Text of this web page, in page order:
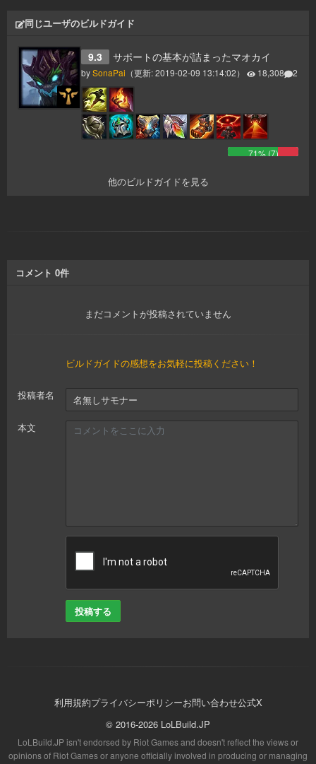
同じユーザのビルドガイド
9.3 サポートの基本が詰まったマオカイ
bySonaPai （更新:2019-02-09 13:14:02） 18,308 2
71% (7)
他のビルドガイドを見る
コメント 0件
まだコメントが投稿されていません
ビルドガイドの感想をお気軽に投稿ください！
投稿者名
本文
投稿する
利用規約プライバシーポリシーお問い合わせ公式X
© 2016-2026 LoLBuild.JP
LoLBuild.JP isn't endorsed by Riot Games and doesn't reflect the views or
opinions of Riot Games or anyone officially involved in producing or managing